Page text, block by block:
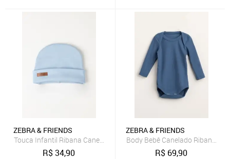
ZEBRA & FRIENDS
Touca Infantil Ribana Canelada Azul Bebê Zebra&Friends
R$34,90
ZEBRA & FRIENDS
Body Bebê Canelado Ribana
R$ 69,90